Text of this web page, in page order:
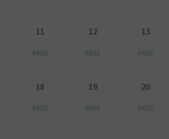
11
¥400
12
¥400
13
¥400
18
¥400
19
¥400
20
¥400